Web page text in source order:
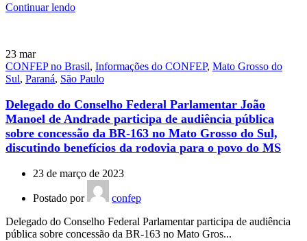
Continuar lendo
23 mar
CONFEP no Brasil, Informações do CONFEP, Mato Grosso do
Sul, Paraná, São Paulo
Delegado do Conselho Federal Parlamentar João
Manoel de Andrade participa de audiência pública
sobre concessão da BR-163 no Mato Grosso do Sul,
discutindo benefícios da rodovia para o povo do MS
23 de março de 2023
Postado por
confep
Delegado do Conselho Federal Parlamentar participa de audiência
pública sobre concessão da BR-163 no Mato Gros...